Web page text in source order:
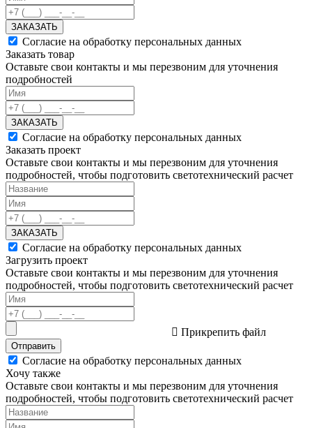
ЗАКАЗАТЬ
Согласие на обработку персональных данных
Заказать товар
Оставьте свои контакты и мы перезвоним для уточнения
подробностей
ЗАКАЗАТЬ
Согласие на обработку персональных данных
Заказать проект
Оставьте свои контакты и мы перезвоним для уточнения
подробностей, чтобы подготовить светотехнический расчет
ЗАКАЗАТЬ
Согласие на обработку персональных данных
Загрузить проект
Оставьте свои контакты и мы перезвоним для уточнения
подробностей, чтобы подготовить светотехнический расчет
Прикрепить файл
Отправить
Согласие на обработку персональных данных
Хочу также
Оставьте свои контакты и мы перезвоним для уточнения
подробностей, чтобы подготовить светотехнический расчет